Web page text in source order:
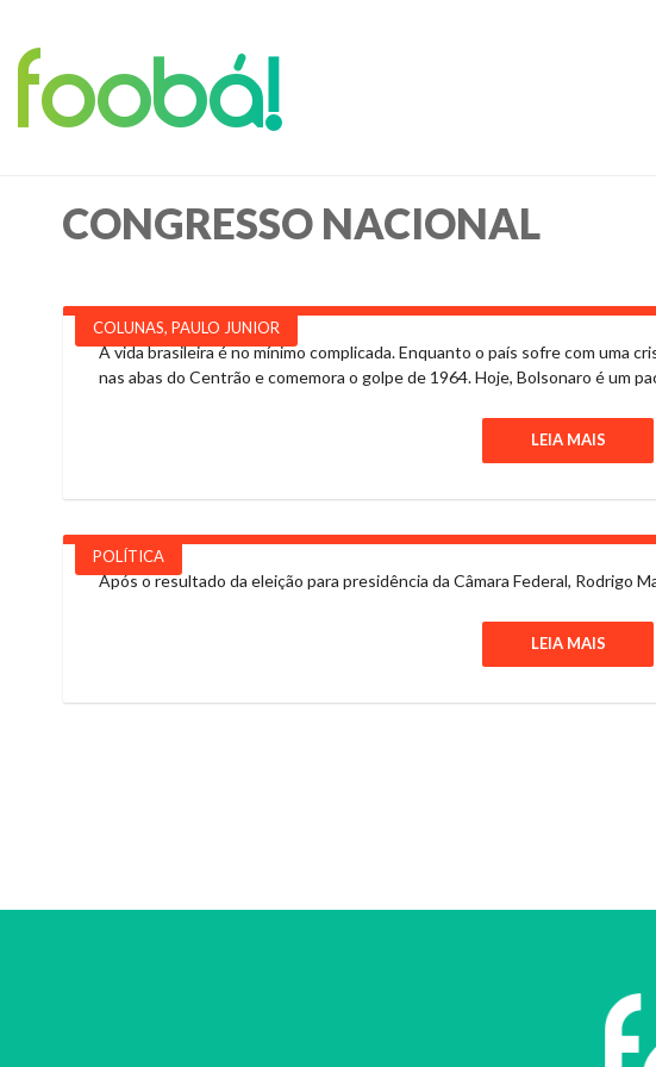
foobá!
CONGRESSO NACIONAL
COLUNAS, PAULO JUNIOR
A vida brasileira é no mínimo complicada. Enquanto o país sofre com uma
nas abas do Centrão e comemora o golpe de 1964. Hoje, Bolsonaro é um
LEIA MAIS
POLÍTICA
Após o resultado da eleição para presidência da Câmara Federal, Rodrigo
LEIA MAIS